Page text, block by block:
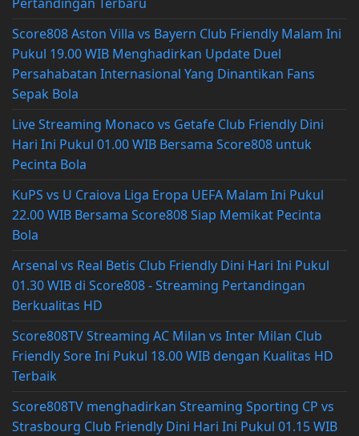
Score808 Aston Villa vs Bayern Club Friendly Malam Ini
Pukul 19.00 WIB Menghadirkan Update Duel
Persahabatan Internasional Yang Dinantikan Fans
Sepak Bola
Live Streaming Monaco vs Getafe Club Friendly Dini
Hari Ini Pukul 01.00 WIB Bersama Score808 untuk
Pecinta Bola
KuPS vs U Craiova Liga Eropa UEFA Malam Ini Pukul
22.00 WIB Bersama Score808 Siap Memikat Pecinta
Bola
Arsenal vs Real Betis Club Friendly Dini Hari Ini Pukul
01.30 WIB di Score808 - Streaming Pertandingan
Berkualitas HD
Score808TV Streaming AC Milan vs Inter Milan Club
Friendly Sore Ini Pukul 18.00 WIB dengan Kualitas HD
Terbaik
Score808TV menghadirkan Streaming Sporting CP vs
Strasbourg Club Friendly Dini Hari Ini Pukul 01.15 WIB